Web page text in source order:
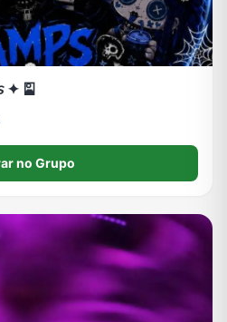
✦ 🎴
no Grupo